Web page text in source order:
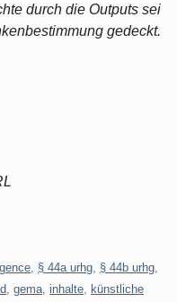
durch die Outputs sei
gedeckt.
§ 44a urhg § 44b urhg
gema inhalte
künstliche